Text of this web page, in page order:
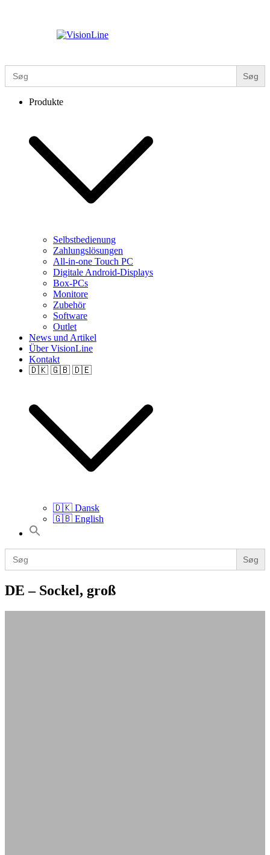
Search
for:
Produkte
Selbstbedienung
Zahlungslösungen
All-in-one Touch PC
Digitale Android-Displays
Box-PCs
Monitore
Zubehör
Software
Outlet
News und Artikel
Über VisionLine
Kontakt
🇩🇰 🇬🇧 🇩🇪
🇩🇰 Dansk
🇬🇧 English
Search
Search
for:
DE – Sockel, groß